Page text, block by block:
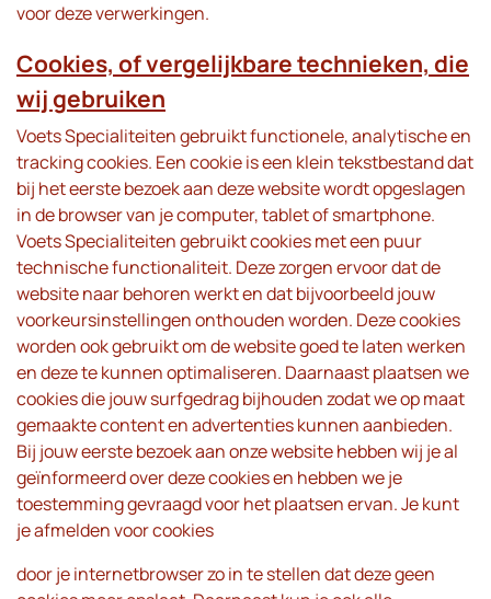
voor deze verwerkingen.
Cookies, of vergelijkbare technieken, die
wij gebruiken
Voets Specialiteiten gebruikt functionele, analytische en
tracking cookies. Een cookie is een klein tekstbestand dat
bij het eerste bezoek aan deze website wordt opgeslagen
in de browser van je computer, tablet of smartphone.
Voets Specialiteiten gebruikt cookies met een puur
technische functionaliteit. Deze zorgen ervoor dat de
website naar behoren werkt en dat bijvoorbeeld jouw
voorkeursinstellingen onthouden worden. Deze cookies
worden ook gebruikt om de website goed te laten werken
en deze te kunnen optimaliseren. Daarnaast plaatsen we
cookies die jouw surfgedrag bijhouden zodat we op maat
gemaakte content en advertenties kunnen aanbieden.
Bij jouw eerste bezoek aan onze website hebben wij je al
geïnformeerd over deze cookies en hebben we je
toestemming gevraagd voor het plaatsen ervan. Je kunt
je afmelden voor cookies
door je internetbrowser zo in te stellen dat deze geen